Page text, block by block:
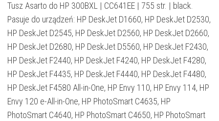
Tusz Asarto do HP 300BXL | CC641EE | 755 str. | black.
Pasuje do urządzeń: HP DeskJet D1660, HP DeskJet D2530,
HP DeskJet D2545, HP DeskJet D2560, HP DeskJet D2660,
HP DeskJet D2680, HP DeskJet D5560, HP DeskJet F2430,
HP DeskJet F2440, HP DeskJet F4240, HP DeskJet F4280,
HP DeskJet F4435, HP DeskJet F4440, HP DeskJet F4480,
HP DeskJet F4580 All-in-One, HP Envy 110, HP Envy 114, HP
Envy 120 e-All-in-One, HP PhotoSmart C4635, HP
PhotoSmart C4640, HP PhotoSmart C4650, HP PhotoSmart